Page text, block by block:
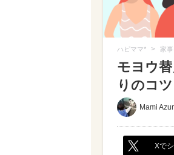
ハピママ* > 家
モヨウ
りのコツ
Mami
Xで